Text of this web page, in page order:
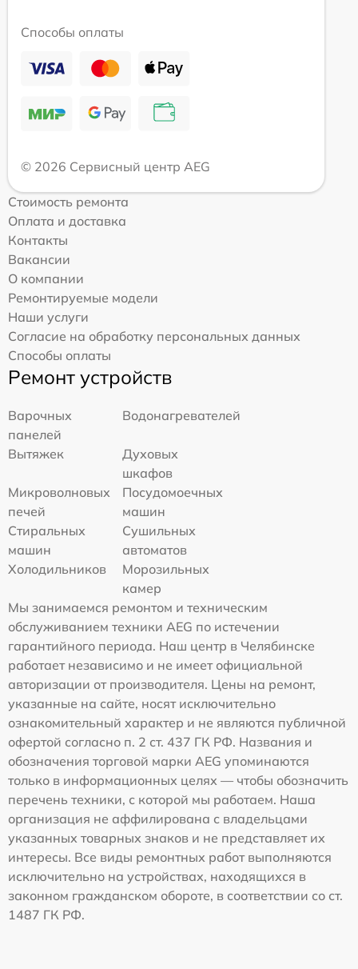
Способы оплаты
© 2026 Сервисный центр AEG
Стоимость ремонта
Оплата и доставка
Контакты
Вакансии
О компании
Ремонтируемые модели
Наши услуги
Согласие на обработку персональных данных
Способы оплаты
Ремонт устройств
Варочных
панелей
Водонагревателей
Вытяжек
Духовых
шкафов
Микроволновых
печей
Посудомоечных
машин
Стиральных
машин
Сушильных
автоматов
Холодильников
Морозильных
камер
Мы занимаемся ремонтом и техническим
обслуживанием техники AEG по истечении
гарантийного периода. Наш центр в Челябинске
работает независимо и не имеет официальной
авторизации от производителя. Цены на ремонт,
указанные на сайте, носят исключительно
ознакомительный характер и не являются публичной
офертой согласно п. 2 ст. 437 ГК РФ. Названия и
обозначения торговой марки AEG упоминаются
только в информационных целях — чтобы обозначить
перечень техники, с которой мы работаем. Наша
организация не аффилирована с владельцами
указанных товарных знаков и не представляет их
интересы. Все виды ремонтных работ выполняются
исключительно на устройствах, находящихся в
законном гражданском обороте, в соответствии со ст.
1487 ГК РФ.